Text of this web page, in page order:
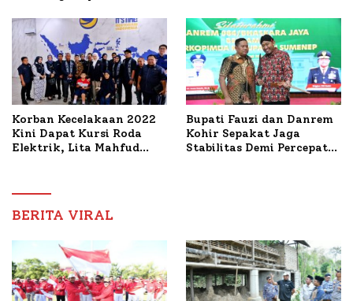
Mutiara Sentosa II
Ideal Polri-Pers
Korban Kecelakaan 2022
Kini Dapat Kursi Roda
Elektrik, Lita Mahfud
Nabil
Bupati Fauzi dan Danrem
Kohir Sepakat Jaga
Stabilitas Demi Percepat
BERITA VIRAL